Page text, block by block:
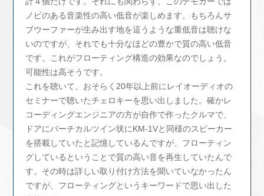
ノビのある音楽性の高い低音が楽しめます。もちろんサ
ブウーファーが生み出す地を這うような重低音は聴けな
いのですが、それでも十分なほどの豊かで質の高い低音
です。これがフローティング構造の効果なのでしょう。
可能性は高そうです。
これを聴いて、おそらく20年以上前にレイオーディオの
セミナーで聴いたチェロキーを思い出しました。確かレ
コーディングエンジニアの方が自作で作ったクルマで、
ドアにバーチカルツイン状にKM-1Vと同様のスピーカー
を搭載していたと記憶しているんですが、フローティン
グしているということで質の高い音を再生していたんで
す。その時は詳しい取り付け方法を聞いていなかったん
ですが、フローティングというキーワードで思い出した